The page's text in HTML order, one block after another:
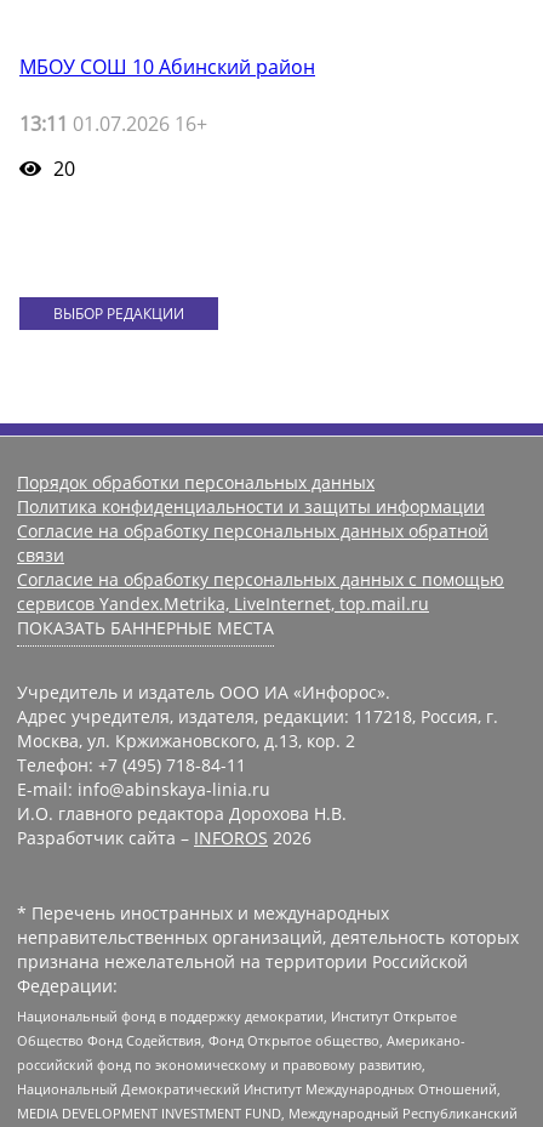
МБОУ СОШ 10 Абинский район
13:11 01.07.2026 16+
20
ВЫБОР РЕДАКЦИИ
Порядок обработки персональных данных
Политика конфиденциальности и защиты информации
Согласие на обработку персональных данных обратной
связи
Согласие на обработку персональных данных с помощью
сервисов Yandex.Metrika, LiveInternet, top.mail.ru
ПОКАЗАТЬ БАННЕРНЫЕ МЕСТА
Учредитель и издатель ООО ИА «Инфорос».
Адрес учредителя, издателя, редакции: 117218, Россия, г.
Москва, ул. Кржижановского, д.13, кор. 2
Телефон: +7 (495) 718-84-11
E-mail: info@abinskaya-linia.ru
И.О. главного редактора Дорохова Н.В.
Разработчик сайта – INFOROS 2026
* Перечень иностранных и международных
неправительственных организаций, деятельность которых
признана нежелательной на территории Российской
Федерации:
Национальный фонд в поддержку демократии, Институт Открытое
Общество Фонд Содействия, Фонд Открытое общество, Американо-
российский фонд по экономическому и правовому развитию,
Национальный Демократический Институт Международных Отношений,
MEDIA DEVELOPMENT INVESTMENT FUND, Международный Республиканский